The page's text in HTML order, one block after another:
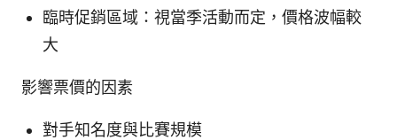
臨時促銷區域：視當季活動而定，價格波幅較
大
影響票價的因素
對手知名度與比賽規模